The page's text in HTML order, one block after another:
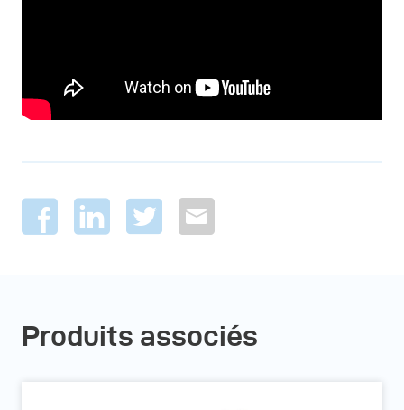
Produits associés